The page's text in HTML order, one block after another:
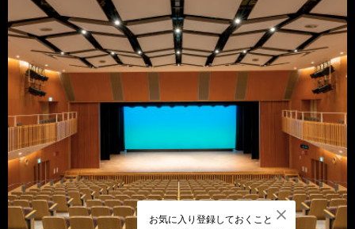
お気に入り登録しておくこと